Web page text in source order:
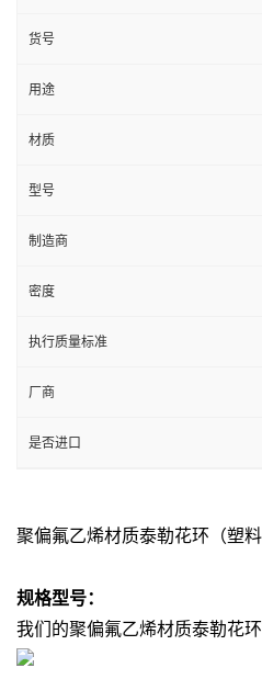
货号
用途
材质
型号
制造商
密度
执行质量标准
厂商
是否进口
聚偏氟乙烯材质泰勒花环（塑
规格型号：
我们的聚偏氟乙烯材质泰勒花